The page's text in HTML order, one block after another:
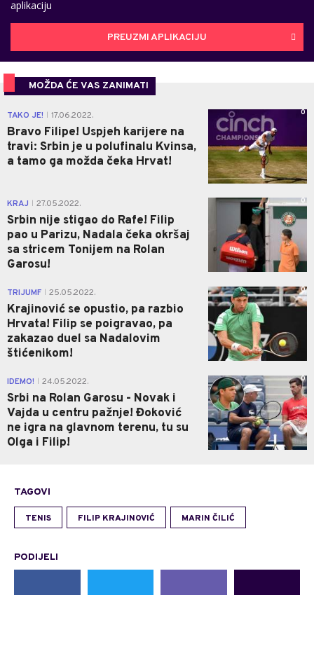
aplikaciju
PREUZMI APLIKACIJU
MOŽDA ĆE VAS ZANIMATI
TAKO JE! 17.06.2022.
Bravo Filipe! Uspjeh karijere na
travi: Srbin je u polufinalu Kvinsa,
a tamo ga možda čeka Hrvat!
0
KRAJ 27.05.2022.
Srbin nije stigao do Rafe! Filip
pao u Parizu, Nadala čeka okršaj
sa stricem Tonijem na Rolan
Garosu!
0
TRIJUMF 25.05.2022.
Krajinović se opustio, pa razbio
Hrvata! Filip se poigravao, pa
zakazao duel sa Nadalovim
štićenikom!
0
IDEMO! 24.05.2022.
Srbi na Rolan Garosu - Novak i
Vajda u centru pažnje! Đoković
ne igra na glavnom terenu, tu su
Olga i Filip!
0
TAGOVI
TENIS FILIP KRAJINOVIĆ MARIN ČILIĆ
PODIJELI